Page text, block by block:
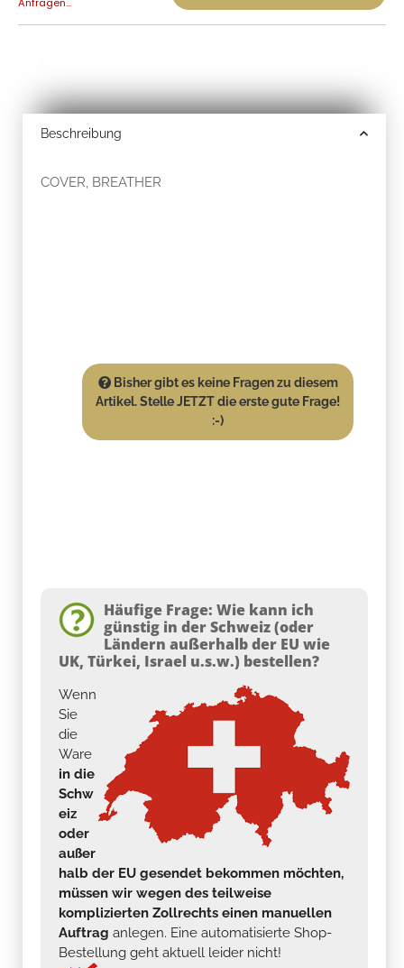
Beschreibung
COVER, BREATHER
Bisher gibt es keine Fragen zu diesem
Artikel. Stelle JETZT die erste gute Frage!
:-)
Häufige Frage: Wie kann ich
günstig in der Schweiz (oder
Ländern außerhalb der EU wie
UK, Türkei, Israel u.s.w.) bestellen?
Wenn
Sie
die
Ware
in die
Schw
eiz
oder
außer
halb der EU gesendet bekommen möchten,
müssen wir wegen des teilweise
komplizierten Zollrechts einen manuellen
Auftrag anlegen. Eine automatisierte Shop-
Bestellung geht aktuell leider nicht!